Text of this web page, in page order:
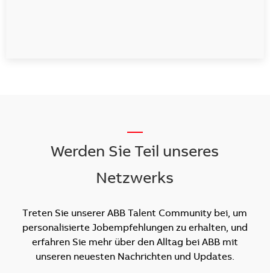
Werden Sie Teil unseres
Netzwerks
Treten Sie unserer ABB Talent Community bei, um
personalisierte Jobempfehlungen zu erhalten, und
erfahren Sie mehr über den Alltag bei ABB mit
unseren neuesten Nachrichten und Updates.